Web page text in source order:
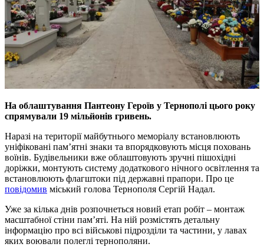
На облаштування Пантеону Героїв у Тернополі цього року
спрямували 19 мільйонів гривень.
Наразі на території майбутнього меморіалу встановлюють
уніфіковані пам’ятні знаки та впорядковують місця поховань
воїнів. Будівельники вже облаштовують зручні пішохідні
доріжки, монтують систему додаткового нічного освітлення та
встановлюють флагштоки під державні прапори. Про це
повідомив міський голова Тернополя Сергій Надал.
Уже за кілька днів розпочнеться новий етап робіт – монтаж
масштабної стіни пам’яті. На ній розмістять детальну
інформацію про всі військові підрозділи та частини, у лавах
яких воювали полеглі тернополяни.